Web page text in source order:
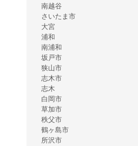
南越谷
さいたま市
大宮
浦和
南浦和
坂戸市
狭山市
志木市
志木
白岡市
草加市
秩父市
鶴ヶ島市
所沢市